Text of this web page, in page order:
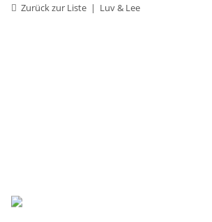
Zurück zur Liste Luv & Lee